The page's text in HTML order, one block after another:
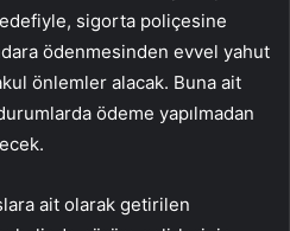
sigorta poliçesine
ödenmesinden evvel yahut
önlemler alacak. Buna ait
ödeme yapılmadan
ait olarak getirilen